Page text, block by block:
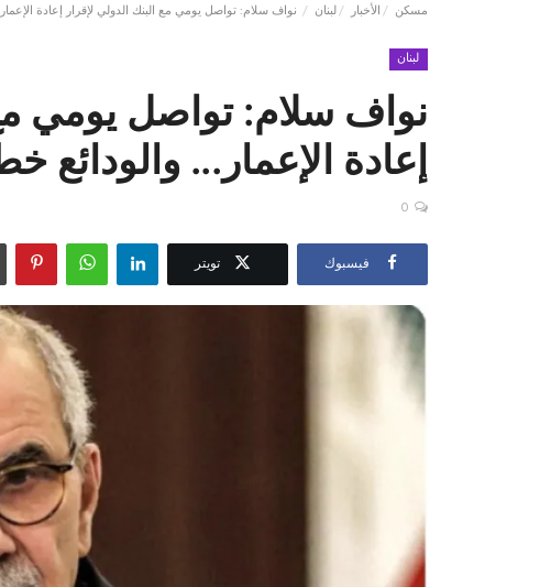
مسكن الأخبار لبنان نواف سلام: تواصل يومي مع البنك الدولي لإقرار إعادة
لبنان
نواف سلام: تواصل يومي مع
إعادة الإعمار... والودائع
0
فيسبوك تويتر